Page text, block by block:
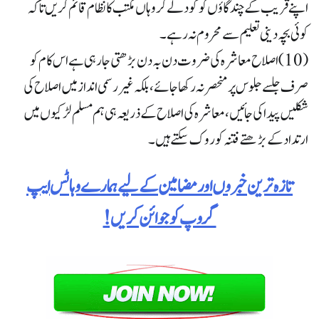
اپنے قریب کے چند گاؤں کو گود لے کر وہاں مکتب کا نظام قائم کریں تا کہ
کوئی بچہ دینی تعلیم سے محروم نہ رہے۔
(10) اصلاح معاشرہ کی ضروت دن بہ دن بڑھتی جا رہی ہے اس کام کو
صرف جلسے جلوس پر منحصر نہ رکھا جائے ، بلکہ غیر رسمی انداز میں اصلاح کی
شکلیں پیدا کی جائیں، معاشرہ کی اصلاح کے ذریعہ ہی ہم مسلم لڑکیوں میں
ارتداد کے بڑھتے فتنہ کو روک سکتے ہیں ۔
تازہ ترین خبروں اور مضامین کے لیے ہمارے وہاٹس ایپ
گروپ کو جوائن کریں!